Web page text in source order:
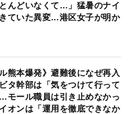
とんどいなくて…」猛暑のナイ
ていた異変…港区女子が明か
熊本爆発》避難後になぜ再入
タ幹部は「気をつけて行って
モール職員は引き止めなかっ
オンは「運用を徹底できなか